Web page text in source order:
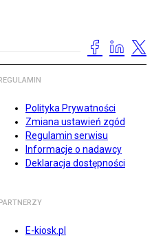
REGULAMIN
Polityka Prywatności
Zmiana ustawień zgód
Regulamin serwisu
Informacje o nadawcy
Deklaracja dostępności
PARTNERZY
E-kiosk.pl